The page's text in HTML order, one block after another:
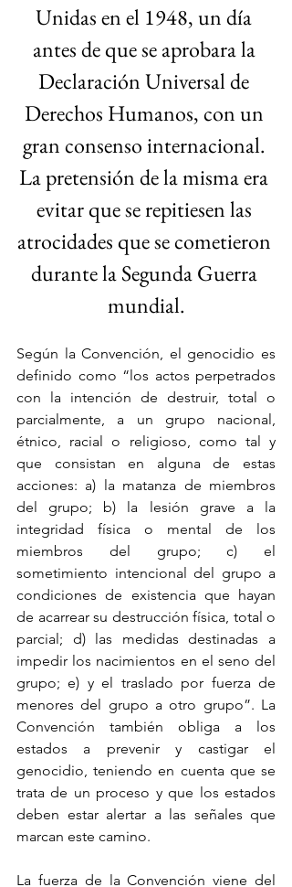
Unidas en el 1948, un día
antes de que se aprobara la
Declaración Universal de
Derechos Humanos, con un
gran consenso internacional.
La pretensión de la misma era
evitar que se repitiesen las
atrocidades que se cometieron
durante la Segunda Guerra
mundial.
Según la Convención, el genocidio es
definido como “los actos perpetrados
con la intención de destruir, total o
parcialmente, a un grupo nacional,
étnico, racial o religioso, como tal y
que consistan en alguna de estas
acciones: a) la matanza de miembros
del grupo; b) la lesión grave a la
integridad física o mental de los
miembros del grupo; c) el
sometimiento intencional del grupo a
condiciones de existencia que hayan
de acarrear su destrucción física, total o
parcial; d) las medidas destinadas a
impedir los nacimientos en el seno del
grupo; e) y el traslado por fuerza de
menores del grupo a otro grupo”. La
Convención también obliga a los
estados a prevenir y castigar el
genocidio, teniendo en cuenta que se
trata de un proceso y que los estados
deben estar alertar a las señales que
marcan este camino.
La fuerza de la Convención viene del